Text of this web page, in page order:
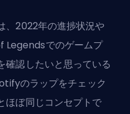
、2022年の進捗状況や
Legendsでのゲームプ
確認したいと思っている
のラップをチェック
ほぼ同じコンセプトで